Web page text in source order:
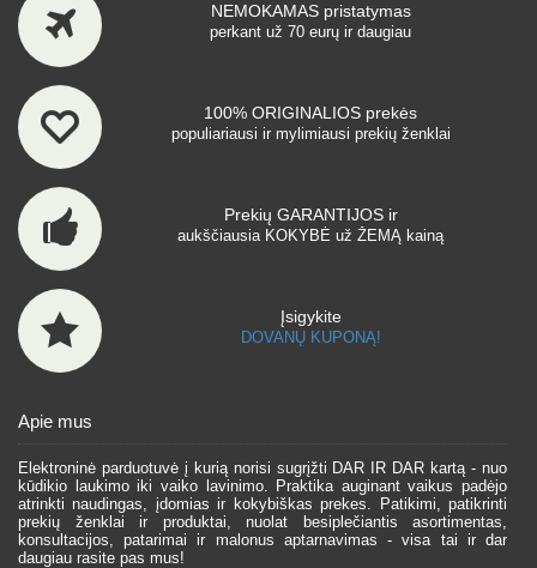
NEMOKAMAS pristatymas
perkant už 70 eurų ir daugiau
100% ORIGINALIOS prekės
populiariausi ir mylimiausi prekių ženklai
Prekių GARANTIJOS ir
aukščiausia KOKYBĖ už ŽEMĄ kainą
Įsigykite
DOVANŲ KUPONĄ!
Apie mus
Elektroninė parduotuvė į kurią norisi sugrįžti DAR IR DAR kartą - nuo
kūdikio laukimo iki vaiko lavinimo. Praktika auginant vaikus padėjo
atrinkti naudingas, įdomias ir kokybiškas prekes. Patikimi, patikrinti
prekių ženklai ir produktai, nuolat besiplečiantis asortimentas,
konsultacijos, patarimai ir malonus aptarnavimas - visa tai ir dar
daugiau rasite pas mus!